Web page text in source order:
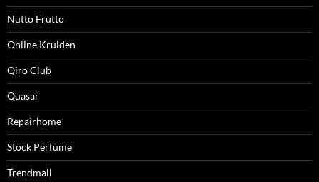
Nutto Frutto
Online Kruiden
Qiro Club
Quasar
Repairhome
Stock Perfume
Trendmall